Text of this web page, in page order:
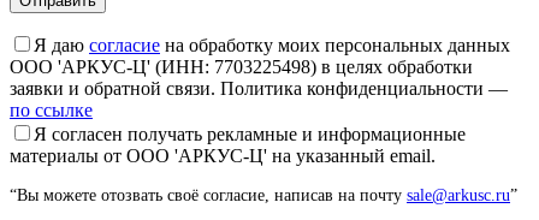
Я даю согласие на обработку моих персональных данных
ООО 'АРКУС-Ц' (ИНН: 7703225498) в целях обработки
заявки и обратной связи. Политика конфиденциальности —
по ссылке
Я согласен получать рекламные и информационные
материалы от ООО 'АРКУС-Ц' на указанный email.
“Вы можете отозвать своё согласие, написав на почту sale@arkusc.ru”